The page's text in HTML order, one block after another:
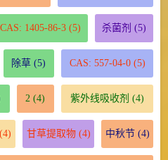
CAS: 1405-86-3(5) 杀菌剂 (5)
除草 (5) CAS: 557-04-0(5)
2 (4) 紫外线吸收剂 (4)
(4) 甘草提取物(4) 中秋节(4)